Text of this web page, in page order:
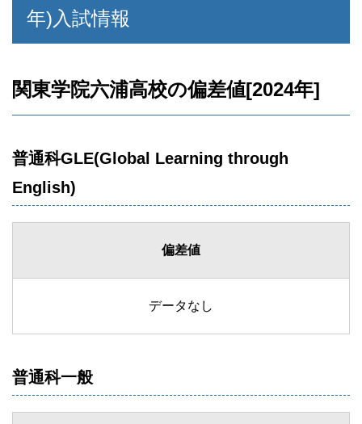
年)入試情報
関東学院六浦高校の偏差値[2024年]
普通科GLE(Global Learning through
English)
偏差値
データなし
普通科一般